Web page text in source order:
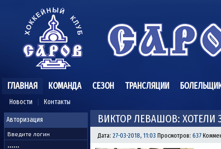
ГЛАВНАЯ
Новости Контакты
КОМАНДА СЕЗОН ТРАНСЛЯЦИИ
Авторизация ВИКТОР ЛЕВАШОВ: ХОТЕЛИ
Дата: 27-03-2018, 11:03 Просмотров: 637